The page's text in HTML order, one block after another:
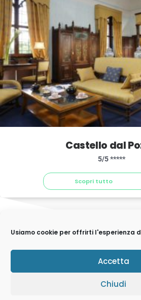
Usiamo cookie per offrirti l'esperienza
Accetta
Chiudi
Castello dal
5/5 *****
Scopri tutto
© 2026 IVH Group S.p.A | Via
20122 Milano | P.IVA, Codice
Imprese
Capitale sociale